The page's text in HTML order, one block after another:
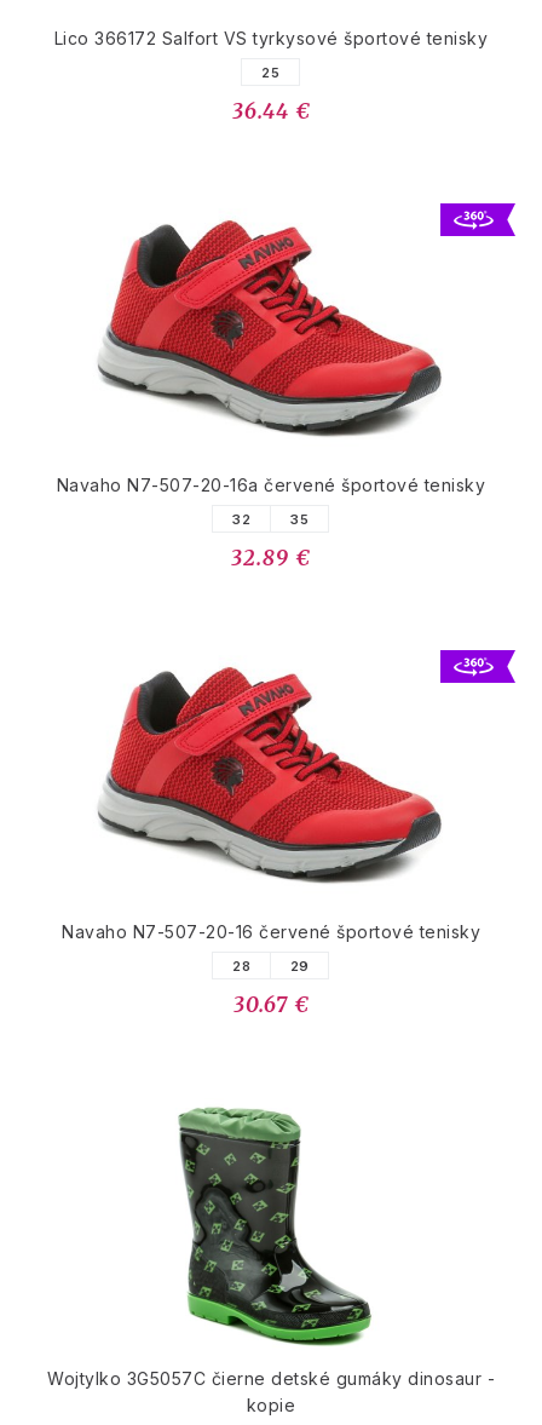
Lico 366172 Salfort VS tyrkysové športové tenisky
25
36.44 €
Navaho N7-507-20-16a červené športové tenisky
32 35
32.89 €
Navaho N7-507-20-16 červené športové tenisky
28 29
30.67 €
Wojtylko 3G5057C čierne detské gumáky dinosaur -
kopie